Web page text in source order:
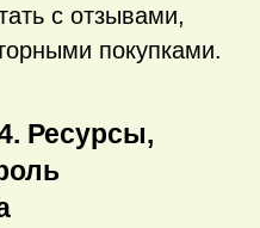
с отзывами,
покупками.
Ресурсы,